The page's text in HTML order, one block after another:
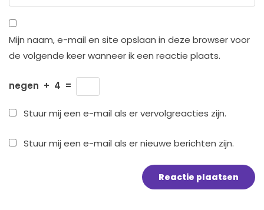
Mijn naam, e-mail en site opslaan in deze browser voor
de volgende keer wanneer ik een reactie plaats.
negen + 4 =
Stuur mij een e-mail als er vervolgreacties zijn.
Stuur mij een e-mail als er nieuwe berichten zijn.